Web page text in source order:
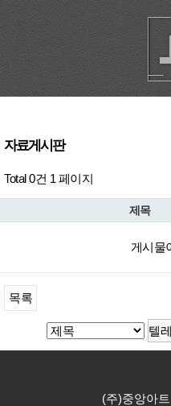
자료게시판
Total 0건 1 페이지
제목
게시물
목록
(주)중앙아